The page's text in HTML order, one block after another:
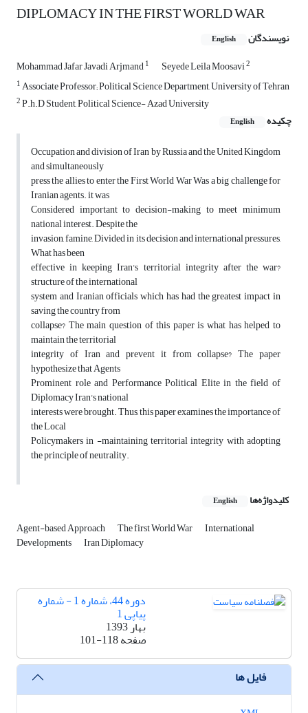
DIPLOMACY IN THE FIRST WORLD WAR
نویسندگان English
Mohammad Jafar Javadi Arjmand1 Seyede Leila Moosavi2
1Associate Professor; Political Science Department, University of Tehran
2P.h.D Student, Political Science- Azad University
چکیده
English
Occupation and division of Iran by Russia and the United Kingdom
and simultaneously
press the allies to enter the First World War Was a big challenge for
Iranian agents. it was
Considered important to decision-making to meet minimum
national interest. Despite the
invasion, famine, Divided in its decision and international pressures,
What has been
effective in keeping Iran's territorial integrity after the war?
structure of the international
system and Iranian officials which has had the greatest impact in
saving the country from
collapse? The main question of this paper is what has helped to
maintain the territorial
integrity of Iran and prevent it from collapse? The paper
hypothesize that Agents
Prominent role and Performance Political Elite in the field of
Diplomacy Iran's national
interests were brought. Thus, this paper examines the importance of
the Local
Policymakers in -maintaining territorial integrity with adopting
the principle of neutrality.
کلیدواژه‌ها English
Agent-based Approach The first World War International
Developments Iran Diplomacy
دوره 44، شماره 1 - شماره
پیاپی 1
بهار 1393
صفحه101-118
فایل ها